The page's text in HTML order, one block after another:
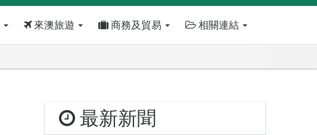
來澳旅遊 商務及貿易 相關連結
最新新聞